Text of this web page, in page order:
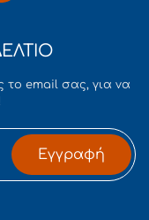
email σας, για να
Εγγραφή